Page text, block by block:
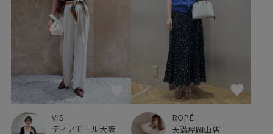
VIS
ディアモール大阪
ROPÉ
天満屋岡山店